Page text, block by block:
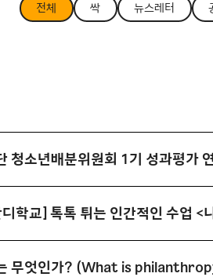
전체 싹 뉴스레터
청소년배분위원회 1기 성과평가
학교] 톡톡 튀는 인간적인 수업 <
무엇인가? (What is